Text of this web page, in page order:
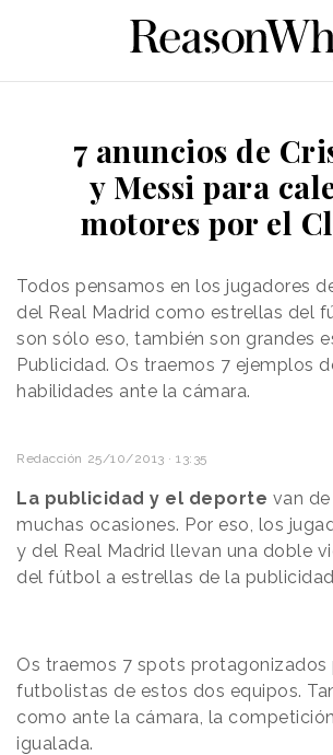
7 anuncios de
y Messi para
motores por el
Todos pensamos en los jugadores
del Real Madrid como estrellas del
son sólo eso, también son grandes
Publicidad. Os traemos 7 ejemplos
habilidades ante la cámara.
Redacción 25/10/2013 · 13:35
La publicidad y el deporte van
muchas ocasiones. Por eso, los
y del Real Madrid llevan una doble
del fútbol a estrellas de la
Os traemos 7 spots protagonizados
futbolistas de estos dos equipos.
como ante la cámara, la
igualada.